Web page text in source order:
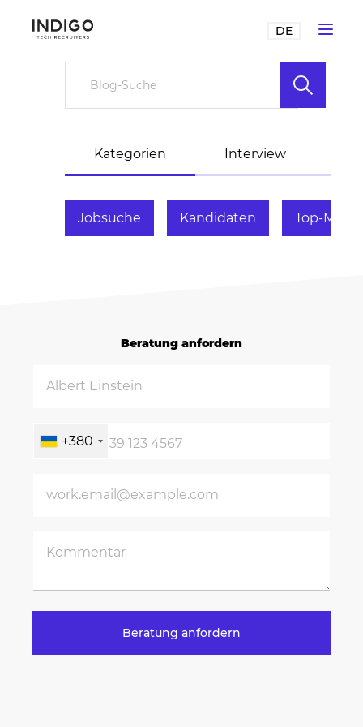
DE
Kategorien Interview
Jobsuche Kandidaten Top-
Beratung anfordern
+380
Beratung anfordern